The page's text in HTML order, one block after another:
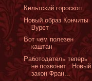
Кельтский гороскоп
Новый образ Кончиты
Вурст
Вот чем полезен
каштан
Работодатель теперь
не позвонит : Новый
закон Фран...